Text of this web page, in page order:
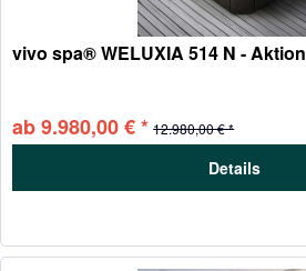
vivo spa® WELUXIA 514 N - Aktion
ab 9.980,00 € * 12.980,00 € *
Details